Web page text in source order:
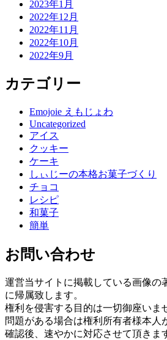
2023年1月
2022年12月
2022年11月
2022年10月
2022年9月
カテゴリー
Emojoie えもじょわ
Uncategorized
アイス
クッキー
ケーキ
しぃじーの本格お菓子づくり
チョコ
レシピ
和菓子
簡単
お問い合わせ
運営当サイトに掲載している画像の
に帰属致します。
権利を侵害する目的は一切御座いま
問題がある場合は権利所有者様本人
確認後、速やかに対応させて頂きま